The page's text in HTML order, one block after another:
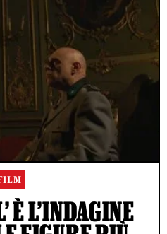
È L’INDAGINE